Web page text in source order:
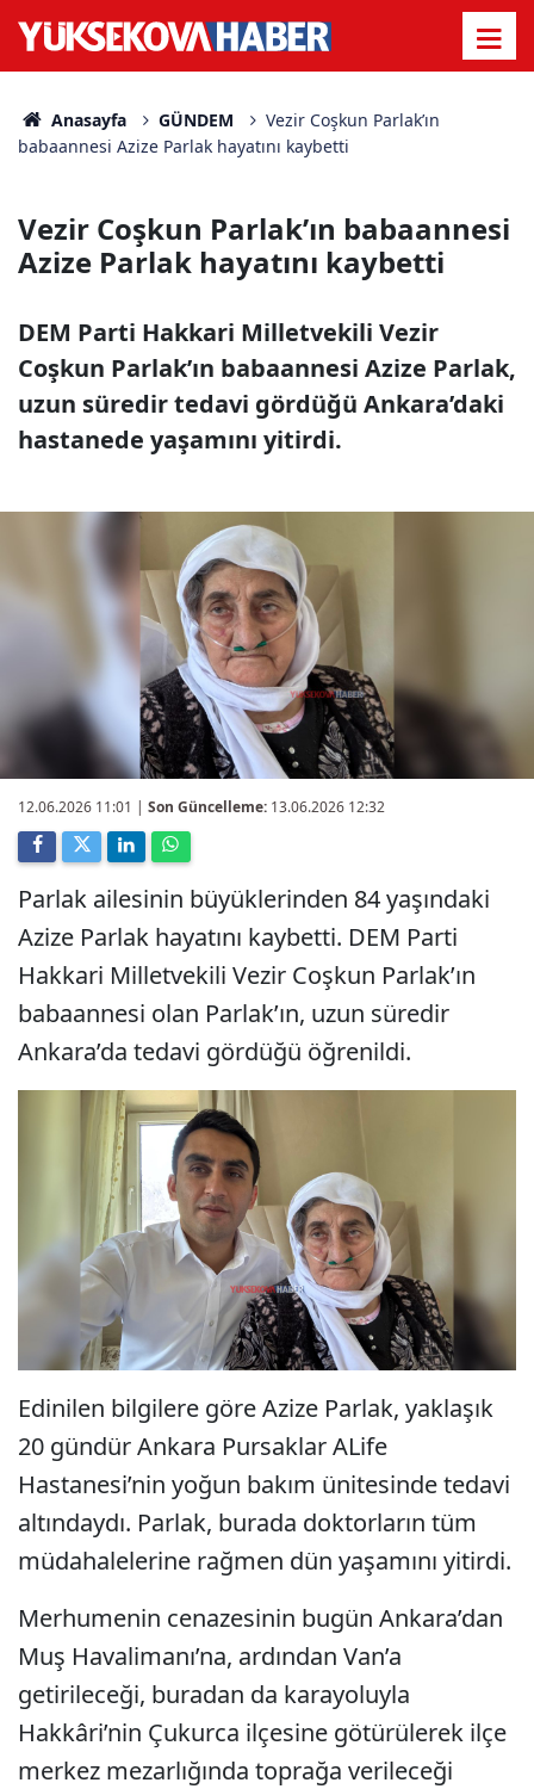
Anasayfa GÜNDEM
Vezir Coşkun Parlak’ın
babaannesi Azize Parlak hayatını kaybetti
Vezir Coşkun Parlak’ın babaannesi
Azize Parlak hayatını kaybetti
DEM Parti Hakkari Milletvekili Vezir
Coşkun Parlak’ın babaannesi Azize Parlak,
uzun süredir tedavi gördüğü Ankara’daki
hastanede yaşamını yitirdi.
12.06.2026 11:01 | Son Güncelleme: 13.06.2026 12:32
Parlak ailesinin büyüklerinden 84 yaşındaki
Azize Parlak hayatını kaybetti. DEM Parti
Hakkari Milletvekili Vezir Coşkun Parlak’ın
babaannesi olan Parlak’ın, uzun süredir
Ankara’da tedavi gördüğü öğrenildi.
Edinilen bilgilere göre Azize Parlak, yaklaşık
20 gündür Ankara Pursaklar ALife
Hastanesi’nin yoğun bakım ünitesinde tedavi
altındaydı. Parlak, burada doktorların tüm
müdahalelerine rağmen dün yaşamını yitirdi.
Merhumenin cenazesinin bugün Ankara’dan
Muş Havalimanı’na, ardından Van’a
getirileceği, buradan da karayoluyla
Hakkâri’nin Çukurca ilçesine götürülerek ilçe
merkez mezarlığında toprağa verileceği